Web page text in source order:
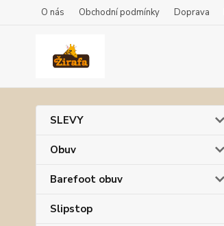
O nás Obchodní podmínky Doprava
SLEVY
Obuv
Barefoot obuv
Slipstop